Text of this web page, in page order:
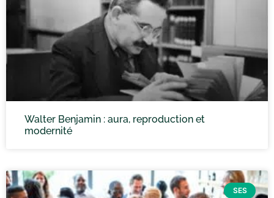
Walter Benjamin : aura, reproduction et
modernité
SES